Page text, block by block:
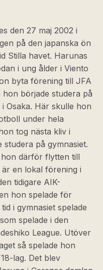
den 27 maj 2002 i
på den japanska ön
Stilla havet. Harunas
i ung ålder i Viento
byta förening till JFA
hon började studera på
Osaka. Här skulle hon
under hela
tog nästa kliv i
på gymnasiet.
därför flytten till
en lokal förening i
tidigare AIK-
hon spelade för
i gymnasiet spelade
spelade i den
League. Utöver
så spelade hon
lag. Det blev